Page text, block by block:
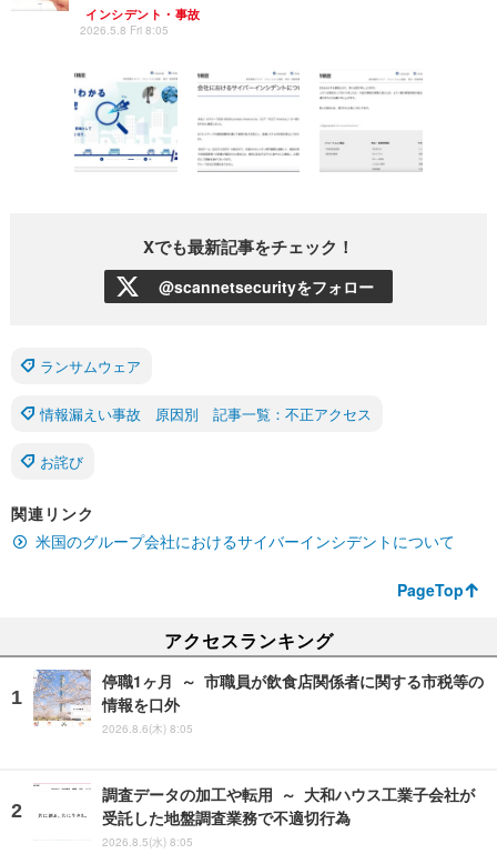
インシデント・事故
2026.5.8 Fri 8:05
Xでも最新記事をチェック！
@scannetsecurityをフォロー
ランサムウェア
情報漏えい事故 原因別 記事一覧：不正アクセス
お詫び
関連リンク
米国のグループ会社におけるサイバーインシデントについて
PageTop
アクセスランキング
停職1ヶ月 ～ 市職員が飲食店関係者に関する市税等の
情報を口外
2026.8.6(木) 8:05
調査データの加工や転用 ～ 大和ハウス工業子会社が
受託した地盤調査業務で不適切行為
2026.8.5(水) 8:05